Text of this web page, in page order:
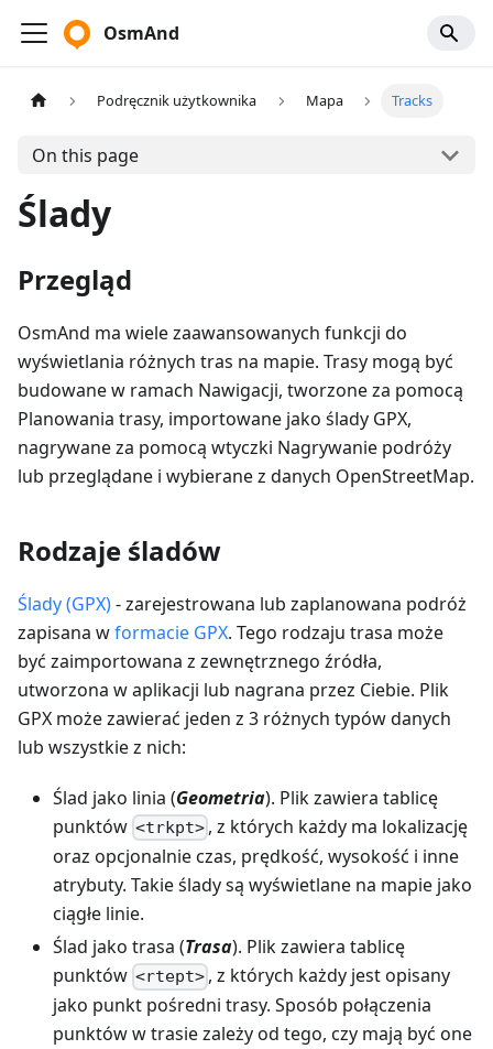
OsmAnd
Podręcznik użytkownika Mapa Tracks
On this page
Ślady
Przegląd
OsmAnd ma wiele zaawansowanych funkcji do
wyświetlania różnych tras na mapie. Trasy mogą być
budowane w ramach Nawigacji, tworzone za pomocą
Planowania trasy, importowane jako ślady GPX,
nagrywane za pomocą wtyczki Nagrywanie podróży
lub przeglądane i wybierane z danych OpenStreetMap.
Rodzaje śladów
Ślady (GPX)- zarejestrowana lub zaplanowana podróż
zapisana wformacie GPX. Tego rodzaju trasa może
być zaimportowana z zewnętrznego źródła,
utworzona w aplikacji lub nagrana przez Ciebie. Plik
GPX może zawierać jeden z 3 różnych typów danych
lub wszystkie z nich:
Ślad jako linia (Geometria). Plik zawiera tablicę
punktów <trkpt> , z których każdy ma lokalizację
oraz opcjonalnie czas, prędkość, wysokość i inne
atrybuty. Takie ślady są wyświetlane na mapie jako
ciągłe linie.
Ślad jako trasa (Trasa). Plik zawiera tablicę
punktów <rtept> , z których każdy jest opisany
jako punkt pośredni trasy. Sposób połączenia
punktów w trasie zależy od tego, czy mają być one